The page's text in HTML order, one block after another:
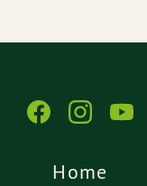
Home